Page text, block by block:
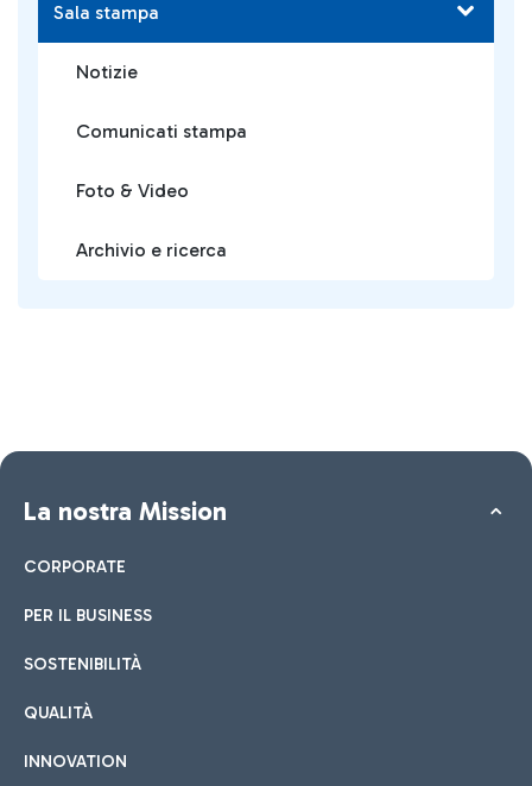
Sala stampa
Notizie
Comunicati stampa
Foto & Video
Archivio e ricerca
La nostra Mission
CORPORATE
PER IL BUSINESS
SOSTENIBILITÀ
QUALITÀ
INNOVATION